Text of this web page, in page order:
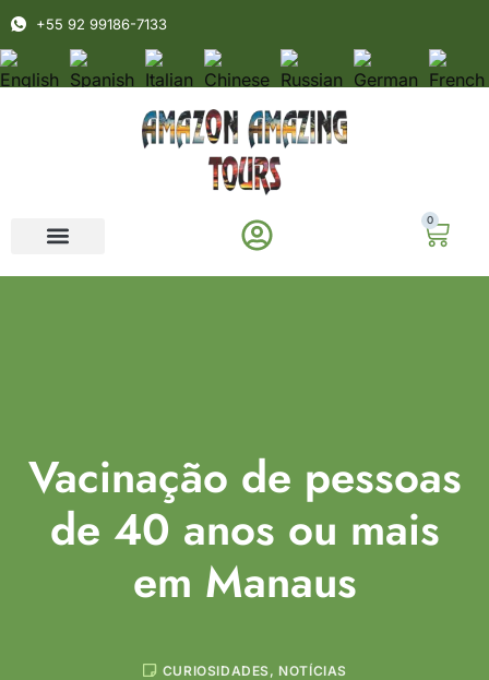
+55 92 99186-7133
0
Vacinação de pessoas
de 40 anos ou mais
em Manaus
CURIOSIDADES, NOTÍCIAS